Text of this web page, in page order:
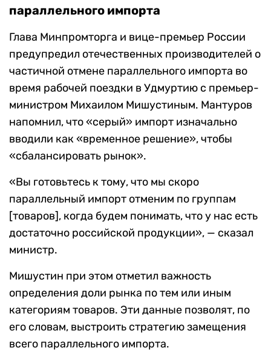
параллельного импорта
Глава Минпромторга и вице-премьер России
предупредил отечественных производителей о
частичной отмене параллельного импорта во
время рабочей поездки в Удмуртию с премьер-
министром Михаилом Мишустиным. Мантуров
напомнил, что «серый» импорт изначально
вводили как «временное решение», чтобы
«сбалансировать рынок».
«Вы готовьтесь к тому, что мы скоро
параллельный импорт отменим по группам
[товаров], когда будем понимать, что у нас есть
достаточно российской продукции», — сказал
министр.
Мишустин при этом отметил важность
определения доли рынка по тем или иным
категориям товаров. Эти данные позволят, по
его словам, выстроить стратегию замещения
всего параллельного импорта.